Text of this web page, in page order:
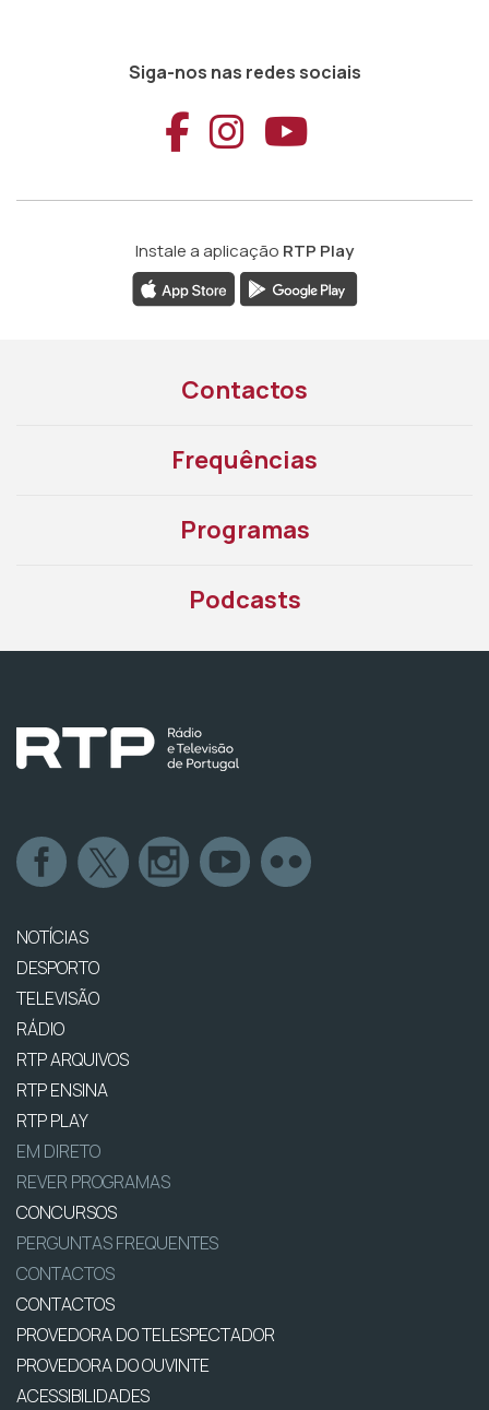
Siga-nos nas redes sociais
Aceder ao
Aceder ao
Aceder
Instale a aplicação RTP Play
Contactos
Frequências
Programas
Podcasts
NOTÍCIAS
DESPORTO
TELEVISÃO
RÁDIO
RTP ARQUIVOS
RTP ENSINA
RTP PLAY
EM DIRETO
REVER PROGRAMAS
CONCURSOS
PERGUNTAS FREQUENTES
CONTACTOS
CONTACTOS
PROVEDORA DO TELESPECTADOR
PROVEDORA DO OUVINTE
ACESSIBILIDADES